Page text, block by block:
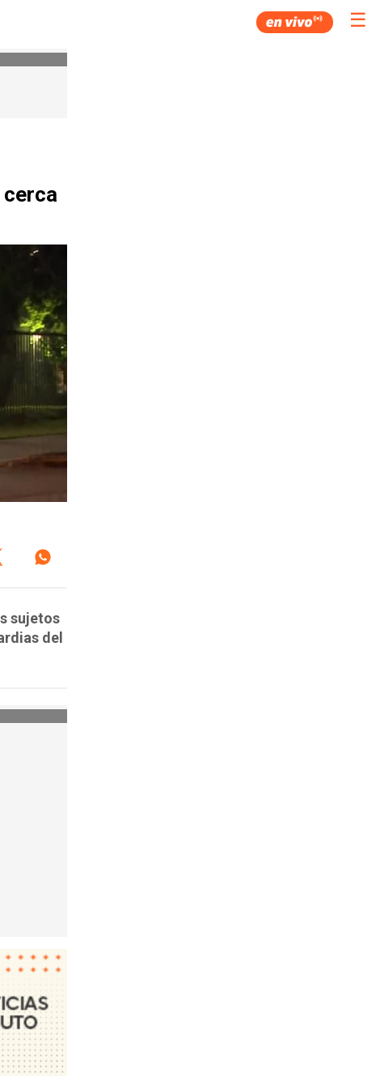
☰
sujetos
del